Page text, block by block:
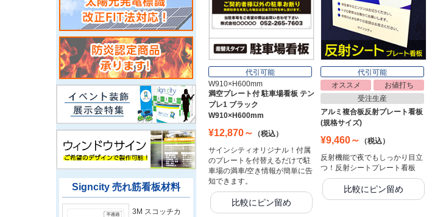
代引可能
W910×H600mm
満空プレート付 駐車場看板 テン
プレ1 ブラック
W910×H600mm
¥12,870～
（税込）
サインシティオリジナル！付属
のプレートを付替えるだけで駐
車場の満車/空き情報が簡単に告
知できます。
比較にピン留め
代引可能
オススメ
お値打ち
受注生産
アルミ複合板反射プレート看板
(規格サイズ)
¥9,460～
（税込）
反射機能で夜でもしっかり目立
つ！反射シートプレート看板
比較にピン留め
Signcity 売れ筋看板材料
3M スコッチカ